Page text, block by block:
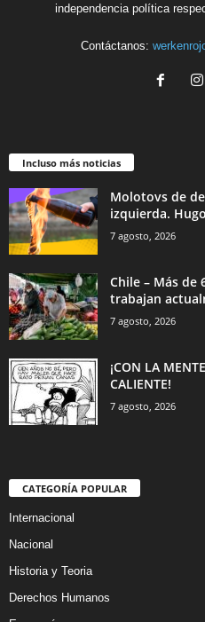
independencia política
Contáctanos:
Incluso más noticias
Molotovs de
izquierda.
7 agosto, 2026
Chile – Más de
trabajan
7 agosto, 2026
¡CON LA
CALIENTE!
7 agosto, 2026
CATEGORÍA POPULAR
Internacional
Nacional
Historia y Teoria
Derechos Humanos